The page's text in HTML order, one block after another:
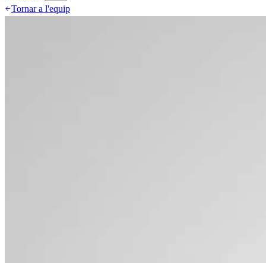
Tornar a l'equip